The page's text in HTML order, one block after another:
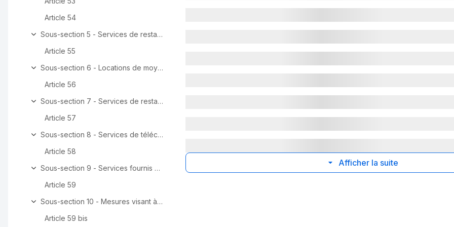
Article 54
Sous-section 5 - Services de restaurant et de restauration
Article 55
Sous-section 6 - Locations de moyens de transport
Article 56
Sous-section 7 - Services de restaurant et de restauration à des fins de consommation à bord de navires, d’aéronefs ou de
Article 57
Sous-section 8 - Services de télécommunication, de radiodiffusion et de télévision et services fournis par voie
Article 58
Sous-section 9 - Services fournis à des personnes non assujetties établies hors de la Communauté
Article 59
Sous-section 10 - Mesures visant à éviter la double imposition et la non-imposition
Article 59 bis
Afficher la suite